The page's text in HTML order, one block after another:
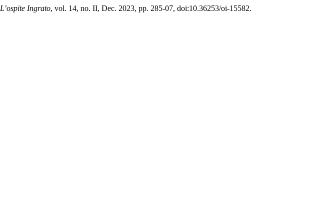
L’ospite Ingrato, vol. 14, no. II, Dec. 2023, pp. 285-07, doi:10.36253/oi-15582.